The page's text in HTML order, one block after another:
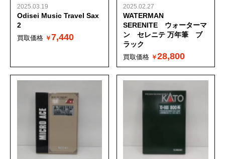
2025.03.19
Odisei Music Travel Sax
2
買取価格 7,440
2025.02.27
WATERMAN
SERENITE ウォーターマ
ン セレニテ 万年筆 ブ
ラック
買取価格 28,800